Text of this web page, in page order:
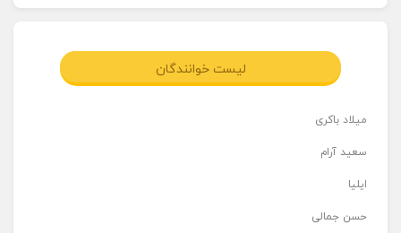
لیست خوانندگان
میلاد باکری
سعید آرام
ایلیا
حسن جمالی